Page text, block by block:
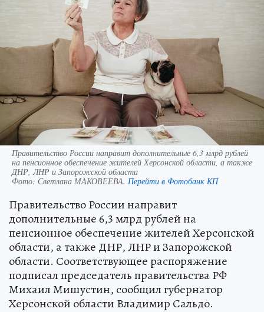
Правительство России направит дополнительные 6,3 млрд рублей
на пенсионное обеспечение жителей Херсонской области, а также
ДНР, ЛНР и Запорожской области
Фото: Светлана МАКОВЕЕВА. Перейти в Фотобанк КП
Правительство России направит
дополнительные 6,3 млрд рублей на
пенсионное обеспечение жителей Херсонской
области, а также ДНР, ЛНР и Запорожской
области. Соответствующее распоряжение
подписал председатель правительства РФ
Михаил Мишустин, сообщил губернатор
Херсонской области Владимир Сальдо.